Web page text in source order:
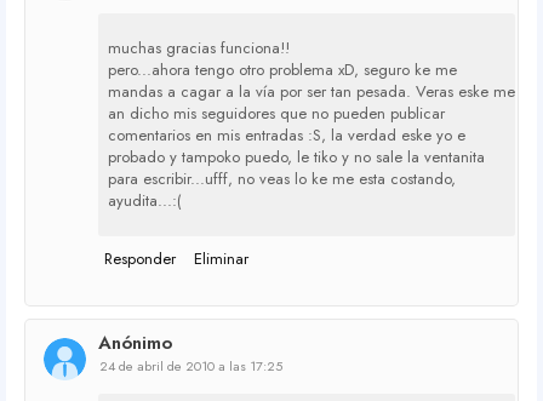
muchas gracias funciona!!
pero...ahora tengo otro problema xD, seguro ke me
mandas a cagar a la vía por ser tan pesada. Veras eske me
an dicho mis seguidores que no pueden publicar
comentarios en mis entradas :S, la verdad eske yo e
probado y tampoko puedo, le tiko y no sale la ventanita
para escribir...ufff, no veas lo ke me esta costando,
ayudita...:(
Responder Eliminar
Anónimo
24 de abril de 2010 a las 17:25